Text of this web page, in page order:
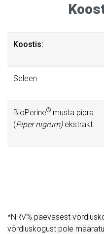
Koostis:
Seleen
BioPerine® musta pipra
(Piper nigrum) ekstrakt.
*NRV% päevasest
võrdluskogust pole